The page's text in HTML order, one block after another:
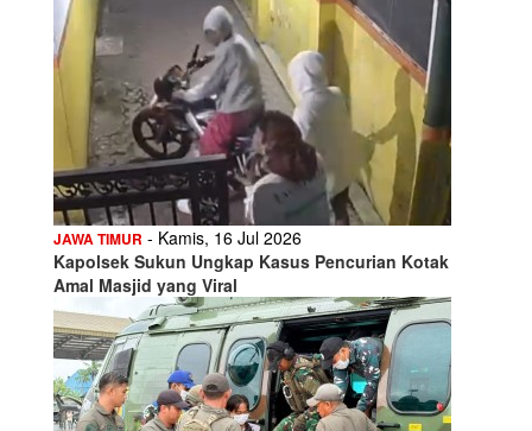
JAWA TIMUR - Kamis, 16 Jul 2026
Kapolsek Sukun Ungkap Kasus Pencurian Kotak
Amal Masjid yang Viral